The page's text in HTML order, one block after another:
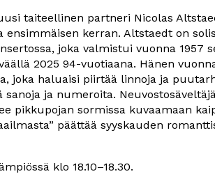
taiteellinen partneri Nicolas
ensimmäisen kerran. Altstaedt on
joka valmistui vuonna 1957
2025 94-vuotiaana. Hänen
joka haluaisi piirtää linnoja ja
ja numeroita.
pikkupojan sormissa kuvaamaan
päättää syyskauden
klo 18.10–18.30.